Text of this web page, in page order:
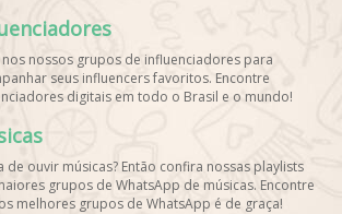
nos nossos grupos de influenciadores para
seus influencers favoritos. Encontre
digitais em todo o Brasil e o mundo!
de ouvir músicas? Então confira nossas playlists
grupos de WhatsApp de músicas. Encontre
melhores grupos de WhatsApp é de graça!